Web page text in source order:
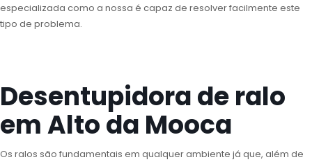
especializada como a nossa é capaz de resolver facilmente este
tipo de problema.
Desentupidora de ralo
em Alto da Mooca
Os ralos são fundamentais em qualquer ambiente já que, além de